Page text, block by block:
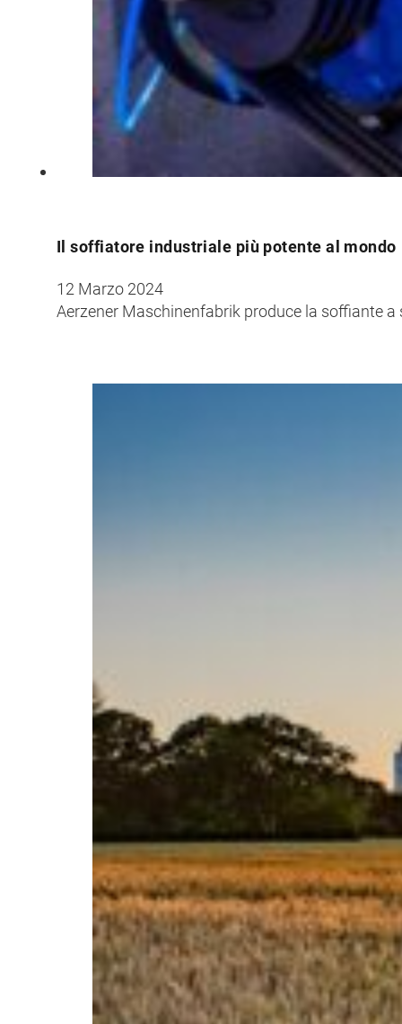
Il soffiatore industriale più potente al mondo
12 Marzo 2024
Aerzener Maschinenfabrik produce la soffiante